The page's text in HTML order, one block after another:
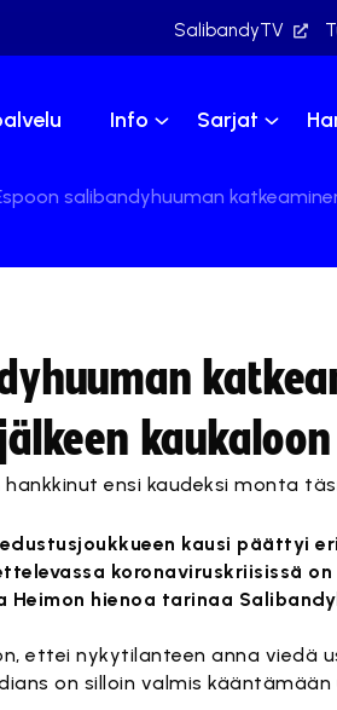
SalibandyTV
Info Sarjat
salibandyhuuman
hankkinut ensi kaudeksi monta
kausi päättyi
koronaviruskriisissä
hienoa tarinaa
ettei nykytilanteen anna viedä
on silloin valmis